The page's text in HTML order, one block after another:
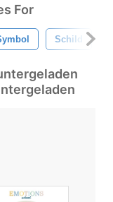
For
Schild